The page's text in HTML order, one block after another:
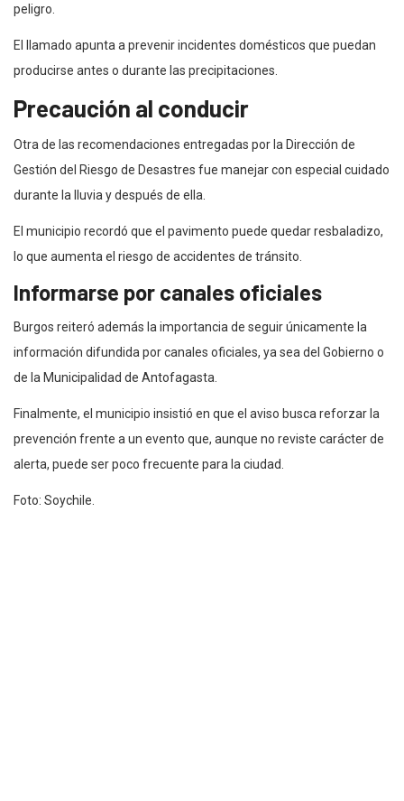
peligro.
El llamado apunta a prevenir incidentes domésticos que puedan
producirse antes o durante las precipitaciones.
Precaución al conducir
Otra de las recomendaciones entregadas por la Dirección de
Gestión del Riesgo de Desastres fue manejar con especial cuidado
durante la lluvia y después de ella.
El municipio recordó que el pavimento puede quedar resbaladizo,
lo que aumenta el riesgo de accidentes de tránsito.
Informarse por canales oficiales
Burgos reiteró además la importancia de seguir únicamente la
información difundida por canales oficiales, ya sea del Gobierno o
de la Municipalidad de Antofagasta.
Finalmente, el municipio insistió en que el aviso busca reforzar la
prevención frente a un evento que, aunque no reviste carácter de
alerta, puede ser poco frecuente para la ciudad.
Foto: Soychile.